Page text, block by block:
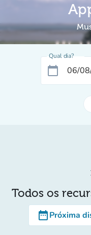
Qual dia?
calendar_today
Todos os
date_rangePróxima